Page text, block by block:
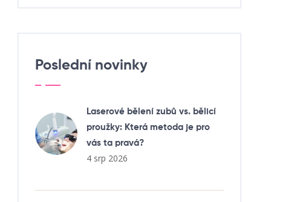
Poslední novinky
Laserové bělení zubů vs. bělicí
proužky: Která metoda je pro
vás ta pravá?
4 srp 2026